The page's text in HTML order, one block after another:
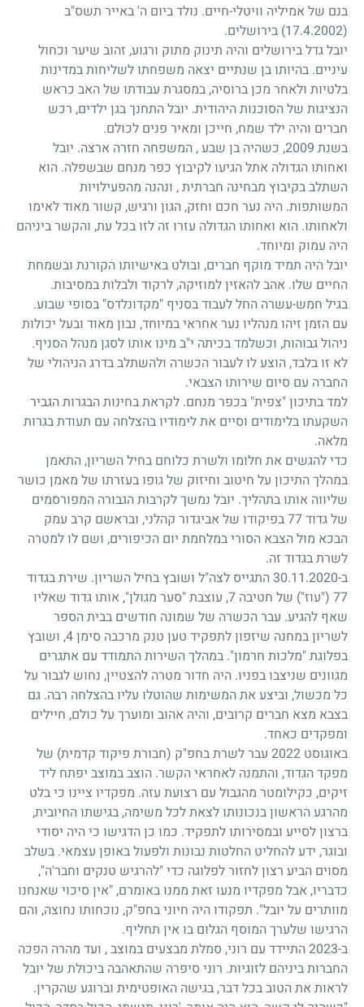
בנם של אמיליה וויטלי-חיים. נולד ביום ה' באייר תשס"ב
(17.4.2002)
בירושלים.
יובל גדל בירושלים והיה תינוק מתוק ורגוע, זהוב שיער וכחול
עיניים. בהיותו בן שנתיים יצאה משפחתו לשליחות במדינות
בלטיות ולאחר מכן ברוסיה, במסגרת עבודתו של האב כראש
הנציגות של הסוכנות היהודית. יובל התחנך בגן ילדים, רכש
חברים והיה ילד שמח, חייכן ומאיר פנים לכולם.
בשנת 2009, כשהיה בן שבע , המשפחה חזרה ארצה. יובל
ואחותו הגדולה אתל הגיעו לקיבוץ כפר מנחם שבשפלה. הוא
השתלב בקיבוץ מבחינה חברתית , ונהנה מהפעילויות
המשותפות. היה נער חכם וחזק, הגון ורגיש, קשור מאוד לאימו
ולאחותו. הוא ואחותו הגדולה עזרו זה לזו בכל עת, והקשר ביניהם
היה עמוק ומיוחד.
יובל היה תמיד מוקף חברים, ובולט באישיותו הקורנת ובשמחת
החיים שלו. אהב להאזין למוזיקה, לרקוד ולבלות במסיבות.
בגיל חמש-עשרה החל לעבוד בסניף "מקדונלדס" בסופי שבוע.
עם הזמן זיהו מנהליו נער אחראי במיוחד, נבון מאוד ובעל יכולות
ניהול גבוהות, וכשלמד בכיתה י"ב מינו אותו לסגן מנהל הסניף.
לא זו בלבד, הוצע לו לעבור הכשרה ולהשתלב בדרג הניהולי של
החברה עם סיום שירותו הצבאי.
למד בתיכון "צפית" בכפר מנחם. לקראת בחינות הבגרות הגביר
השקעתו בלימודים וסיים את לימודיו בהצלחה עם תעודת בגרות
מלאה.
כדי להגשים את חלומו ולשרת כלוחם בחיל השריון, התאמן
במהלך התיכון על חיטוב וחיזוק של גופו בעזרתו של מאמן כושר
שליווה אותו בתהליך. יובל נמשך לקרבות הגבורה המפורסמים
של גדוד 77 בפיקודו של אביגדור קהלני, ובראשם קרב עמק
הבכא מול הצבא הסורי במלחמת יום הכיפורים, ושם לו למטרה
לשרת בגדוד זה.
ב-30.11.2020 התגייס לצה"ל ושובץ בחיל השריון. שירת בגדוד
77 ("עוז") של חטיבה 7, עוצבת "סער מגולן", אותו גדוד שאליו
שאף להגיע. עבר הכשרה של שמונה חודשים בבית הספר
לשריון במחנה שיזפון לתפקיד טען טנק מרכבה סימן 4, ושובץ
בפלוגת "מלכות חרמון". במהלך השירות התמודד עם אתגרים
מגוונים שניצבו בפניו. היה חדור מטרה להצטיין, נחוש לגבור על
כל מכשול, וביצע את המשימות שהוטלו עליו בהצלחה רבה. גם
בצבא מצא חברים קרובים, והיה אהוב ומוערך על כולם, חיילים
ומפקדים כאחד.
באוגוסט 2022 עבר לשרת בחפ"ק (חבורת פיקוד קדמית) של
מפקד הגדוד, והתמנה לאחראי הקשר. הוצב במוצב יפתח ליד
זיקים, כקילומטר מהגבול עם רצועת עזה. מפקדיו ציינו כי בלט
מהרגע הראשון בנכונותו לצאת לכל משימה, בגישתו החיובית,
ברצון לסייע ובמסירותו לתפקיד. כמו כן הדגישו כי היה יסודי
ובוגר, ידע להחליט החלטות נבונות ולפעול באופן עצמאי. בשלב
מסוים הביע רצון לחזור לפלוגה כדי "להרגיש טנקים וחבר'ה",
כדבריו, אבל מפקדיו מנעו זאת ממנו באומרם, "אין סיכוי שאנחנו
מוותרים על יובל". תפקודו היה חיוני בחפ"ק, נוכחותו נחוצה, והם
הרגישו שלערך המוסף הגלום בו אין תחליף.
ב-2023 התיידד עם רוני, סמלת מבצעים במוצב , ועד מהרה הפכה
החברות ביניהם לזוגיות. רוני סיפרה שהתאהבה ביכולת של יובל
לראות את הטוב בכל דבר, בגישה האופטימית וברוגע שהקרין.